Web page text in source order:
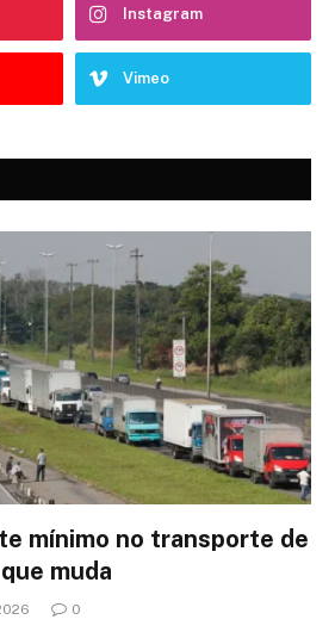
Instagram
Vimeo
mínimo no transporte de
muda
0